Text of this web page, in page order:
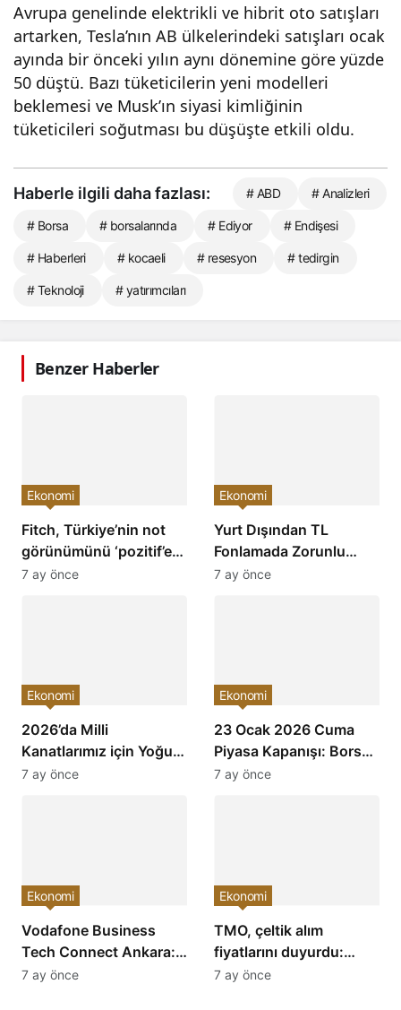
Avrupa genelinde elektrikli ve hibrit oto satışları
artarken, Tesla’nın AB ülkelerindeki satışları ocak
ayında bir önceki yılın aynı dönemine göre yüzde
50 düştü. Bazı tüketicilerin yeni modelleri
beklemesi ve Musk’ın siyasi kimliğinin
tüketicileri soğutması bu düşüşte etkili oldu.
Haberle ilgili daha fazlası: # ABD # Analizleri
# Borsa # borsalarında # Ediyor # Endişesi
# Haberleri # kocaeli # resesyon # tedirgin
# Teknoloji # yatırımcıları
Benzer Haberler
Fitch, Türkiye’nin not
görünümünü ‘pozitif’e
çevirdi ve yatırımcıların
Ekonomi
7 ay önce
Yurt Dışından TL
Fonlamada Zorunlu
Karşılık Oranları
Ekonomi
7 ay önce
2026’da Milli
Kanatlarımız için Yoğun
Mesai: Türkiye’nin
Ekonomi
7 ay önce
23 Ocak 2026 Cuma
Piyasa Kapanışı: Borsa,
Dolar, Altın ve Kripto
Ekonomi
7 ay önce
Vodafone Business
Tech Connect Ankara:
Teknoloji Devrimi
Ekonomi
7 ay önce
TMO, çeltik alım
fiyatlarını duyurdu:
Baldo, cammeo ve
Ekonomi
7 ay önce